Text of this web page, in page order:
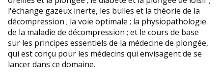
l'échange gazeux inerte, les bulles et la théorie de la
décompression ; la voie optimale ; la physiopathologie
de la maladie de décompression ; et le cours de base
sur les principes essentiels de la médecine de plongée,
qui est conçu pour les médecins qui envisagent de se
lancer dans ce domaine.